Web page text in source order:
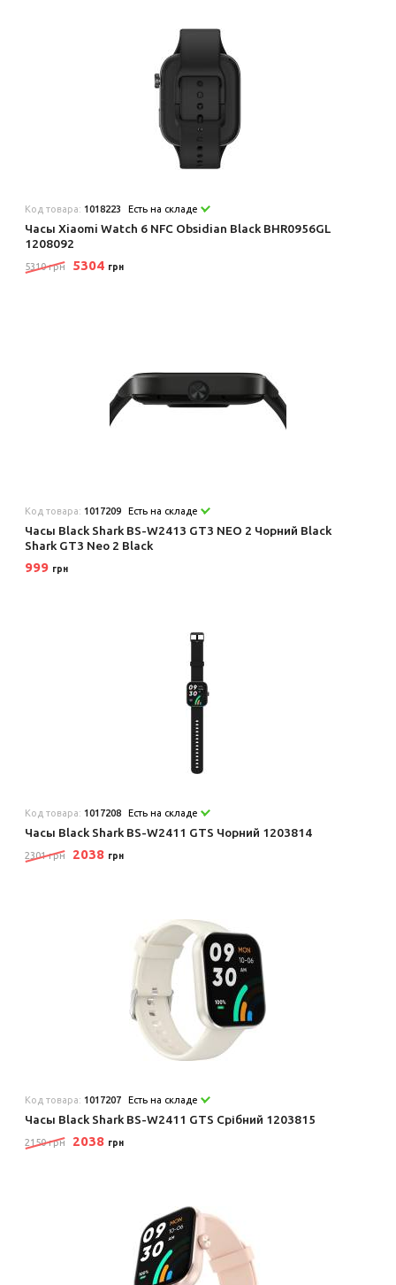
Код товара: 1018223 Есть на складе
Часы Xiaomi Watch 6 NFC Obsidian Black BHR0956GL
1208092
5310 грн 5304 грн
Код товара: 1017209 Есть на складе
Часы Black Shark BS-W2413 GT3 NEO 2 Чорний Black
Shark GT3 Neo 2 Black
999 грн
Код товара: 1017208 Есть на складе
Часы Black Shark BS-W2411 GTS Чорний 1203814
2301 грн 2038 грн
Код товара: 1017207 Есть на складе
Часы Black Shark BS-W2411 GTS Срібний 1203815
2150 грн 2038 грн